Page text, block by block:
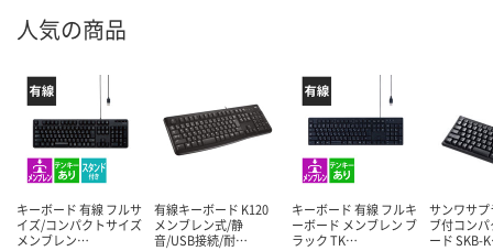
人気の商品
キーボード 有線 フルサ
イズ/コンパクトサイズ
メンブレン…
有線キーボード K120
メンブレン式/静
音/USB接続/耐…
キーボード 有線 フルキ
ーボード メンブレン ブ
ラック TK…
サンワサプ
ブ付コン
ード SKB-